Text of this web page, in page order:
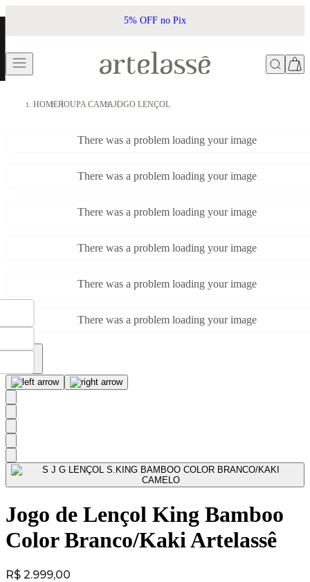
5% OFF no Pix
HOMEROUPA CAMAJOGO LENÇOL
There was a problem loading your image
There was a problem loading your image
There was a problem loading your image
There was a problem loading your image
There was a problem loading your image
There was a problem loading your image
Jogo de Lençol King Bamboo
Color Branco/Kaki Artelassê
Price:
R$ 2.999,00